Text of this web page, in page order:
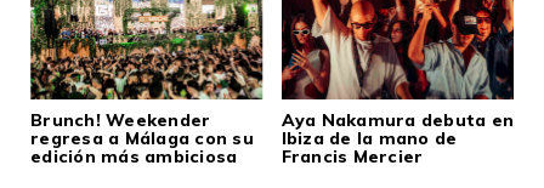
Brunch! Weekender
regresa a Málaga con su
edición más ambiciosa
Aya Nakamura debuta en
Ibiza de la mano de
Francis Mercier